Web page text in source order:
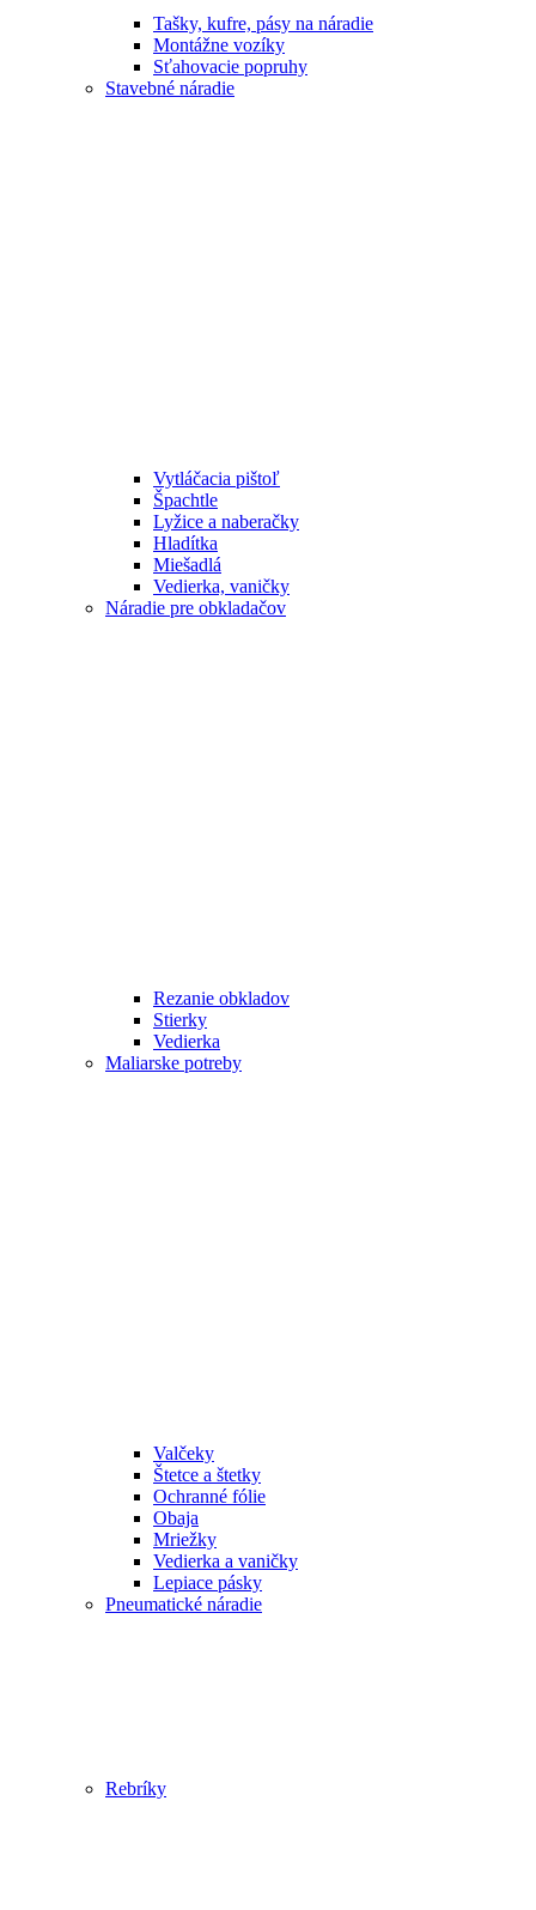
Tašky, kufre, pásy na náradie
Montážne vozíky
Sťahovacie popruhy
Stavebné náradie
Vytláčacia pištoľ
Špachtle
Lyžice a naberačky
Hladítka
Miešadlá
Vedierka, vaničky
Náradie pre obkladačov
Rezanie obkladov
Stierky
Vedierka
Maliarske potreby
Valčeky
Štetce a štetky
Ochranné fólie
Obaja
Mriežky
Vedierka a vaničky
Lepiace pásky
Pneumatické náradie
Rebríky